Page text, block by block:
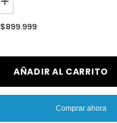
I18n
Error:
Missing
&quot;Aumentar
cantidad
de
$899.999
AÑADIR AL CARRITO
Comprar ahora